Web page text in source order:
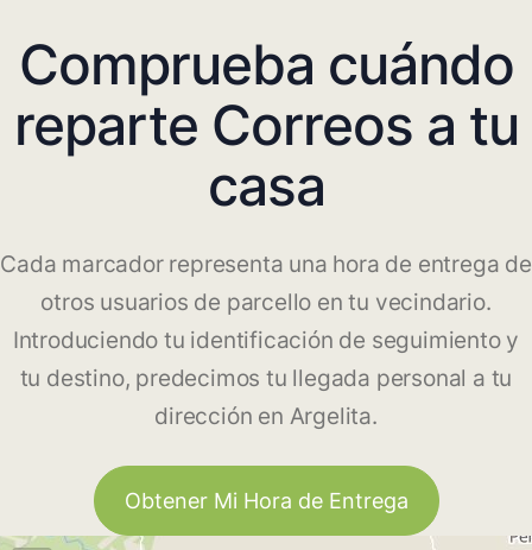
Comprueba cuándo
reparte Correos a tu
casa
Cada marcador representa una hora de entrega de
otros usuarios de parcello en tu vecindario.
Introduciendo tu identificación de seguimiento y
tu destino, predecimos tu llegada personal a tu
dirección en Argelita.
Obtener Mi Hora de Entrega